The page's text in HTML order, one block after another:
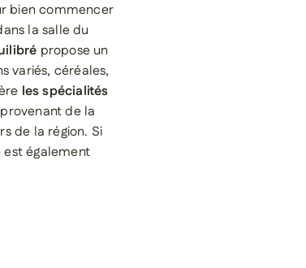
bien commencer
la salle du
propose un
variés, céréales,
les spécialités
de la
de la région. Si
également